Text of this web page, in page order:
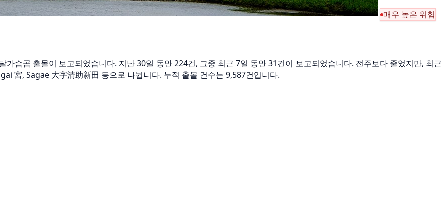
매우 높은 위험
슴곰 출몰이 보고되었습니다. 지난 30일 동안 224건, 그중 최근 7일 동안 31건이 보고되었습니다. 전주보다 줄었지만, 최근
宮, Sagae 大字清助新田 등으로 나뉩니다. 누적 출몰 건수는 9,587건입니다.